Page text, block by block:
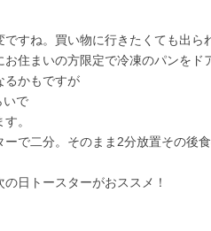
すね。買い物に行きたくても出ら
住まいの方限定で冷凍のパンをド
るかもですが
いで
。
で二分。そのまま2分放置その後
日トースターがおススメ！